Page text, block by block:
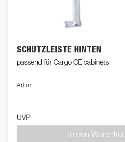
SCHUTZLEISTE HINTEN
passend für Cargo CE cabinets
Art nr
UVP
In den